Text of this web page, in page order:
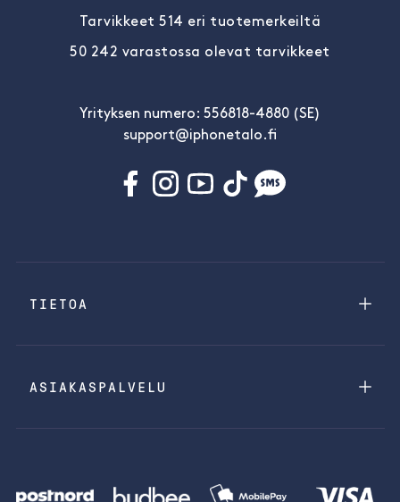
Tarvikkeet 514 eri tuotemerkeiltä
50 242 varastossa olevat tarvikkeet
Yrityksen numero: 556818-4880 (SE)
support@iphonetalo.fi
TIETOA
ASIAKASPALVELU